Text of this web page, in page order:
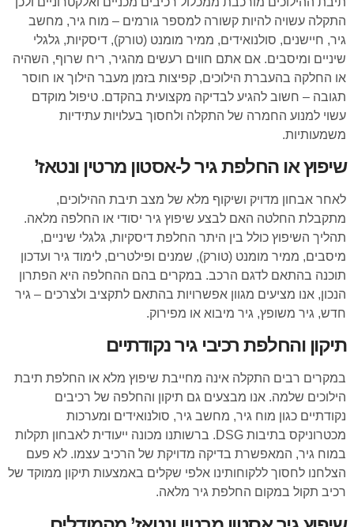
התקלה עשויה להיות קשורה למספר גורמים – מוח גיר, מחשב
גיר, חיישנים, סולנואידים, ממיר מומנט (טורק), דיסקיות, גלגלי
שיניים ומיסבים. אם אתם חווים רעשים מהגיר, ריח שרוף, השהיה
או החלקה בהעברת הילוכים, קפיצות בזמן מעבר הילוך או חוסר
תגובה – חשוב להגיע לבדיקה מקצועית בהקדם. טיפול מוקדם
עשוי למנוע החמרה של התקלה ולחסוך בעלויות עתידיות
משמעותיות.
שיפוץ או החלפת גיר ל-אסטון מרטין ונטאז’
לאחר אבחון מדויק ושיקוף מלא של מצב תיבת ההילוכים,
מתקבלת החלטה האם לבצע שיפוץ גיר יסודי או החלפה מלאה.
תהליך השיפוץ כולל בין היתר החלפת דיסקיות, גלגלי שיניים,
מיסבים, ממיר מומנט (טורק), שמנים ופילטרים, לימוד גיר ועדכון
תוכנה בהתאם לדגם הרכב. במקרים בהם ההחלפה היא הפתרון
הנכון, אנו מציעים מגוון אפשרויות בהתאם לתקציב ולצרכים – גיר
חדש, גיר משופץ, גיר מיבוא או מפירוק.
תיקון והחלפת רכיבי גיר נקודתיים
במקרים רבים התקלה אינה מחייבת שיפוץ מלא או החלפת תיבת
הילוכים שלמה. אנו מבצעים גם תיקון והחלפה של רכיבים
נקודתיים כגון מוח גיר, מחשב גיר, סולנואידים ומערכות
מכטרוניקס בתיבות DSG. ברשותנו מכונה ייעודית לאבחון תקלות
במוח גיר, המאפשרת בדיקה מדויקת של הרכיב עצמו. לא פעם
הצלחנו לחסוך ללקוחותינו אלפי שקלים באמצעות תיקון ממוקד של
רכיב תקול במקום החלפת גיר מלאה.